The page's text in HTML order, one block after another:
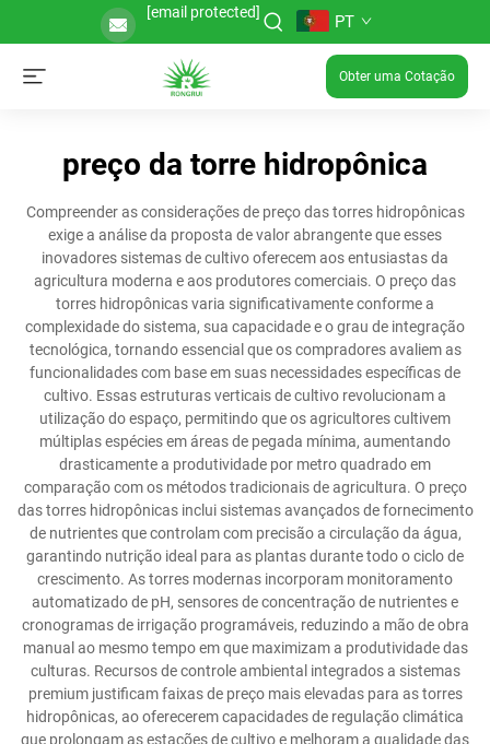
[email protected] PT
Obter uma Cotação
preço da torre hidropônica
Compreender as considerações de preço das torres hidropônicas
exige a análise da proposta de valor abrangente que esses
inovadores sistemas de cultivo oferecem aos entusiastas da
agricultura moderna e aos produtores comerciais. O preço das
torres hidropônicas varia significativamente conforme a
complexidade do sistema, sua capacidade e o grau de integração
tecnológica, tornando essencial que os compradores avaliem as
funcionalidades com base em suas necessidades específicas de
cultivo. Essas estruturas verticais de cultivo revolucionam a
utilização do espaço, permitindo que os agricultores cultivem
múltiplas espécies em áreas de pegada mínima, aumentando
drasticamente a produtividade por metro quadrado em
comparação com os métodos tradicionais de agricultura. O preço
das torres hidropônicas inclui sistemas avançados de fornecimento
de nutrientes que controlam com precisão a circulação da água,
garantindo nutrição ideal para as plantas durante todo o ciclo de
crescimento. As torres modernas incorporam monitoramento
automatizado de pH, sensores de concentração de nutrientes e
cronogramas de irrigação programáveis, reduzindo a mão de obra
manual ao mesmo tempo em que maximizam a produtividade das
culturas. Recursos de controle ambiental integrados a sistemas
premium justificam faixas de preço mais elevadas para as torres
hidropônicas, ao oferecerem capacidades de regulação climática
que prolongam as estações de cultivo e melhoram a qualidade das